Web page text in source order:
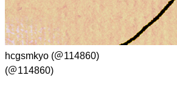
hcgsmkyo (＠114860)
(＠114860)